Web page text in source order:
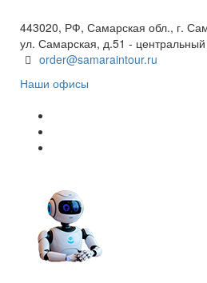
443020, РФ, Самарская обл., г.
ул. Самарская, д.51 -
order@samaraintour.ru
Наши офисы